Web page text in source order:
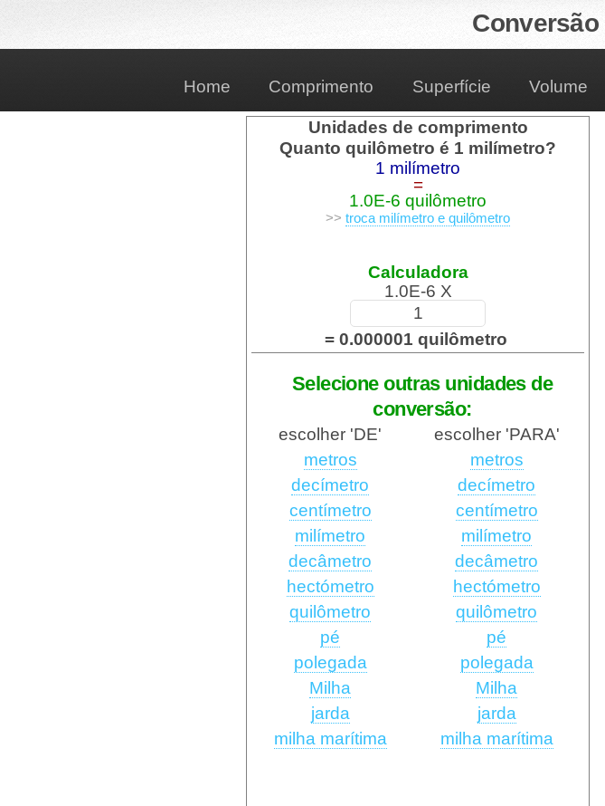
Conversão
Home Comprimento Superfície Volume
Unidades de comprimento
Quanto quilômetro é 1 milímetro?
1 milímetro
=
1.0E-6 quilômetro
>> troca milímetro e quilômetro
Calculadora
1.0E-6 X
= 0.000001 quilômetro
Selecione outras unidades de
conversão:
escolher 'DE'
escolher 'PARA'
metros
decímetro
centímetro
milímetro
decâmetro
hectómetro
quilômetro
pé
polegada
Milha
jarda
milha marítima
metros
decímetro
centímetro
milímetro
decâmetro
hectómetro
quilômetro
pé
polegada
Milha
jarda
milha marítima